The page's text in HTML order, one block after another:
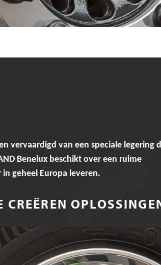
vervaardigd van een speciale legering
Benelux beschikt over een ruime
geheel Europa leveren.
CREËREN